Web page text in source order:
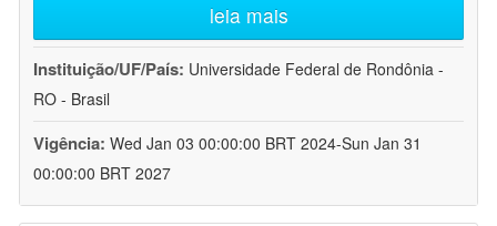
leia mais
Instituição/UF/País: Universidade Federal de Rondônia -
RO - Brasil
Vigência: Wed Jan 03 00:00:00 BRT 2024-Sun Jan 31
00:00:00 BRT 2027